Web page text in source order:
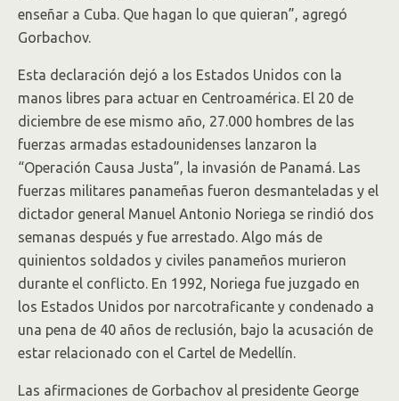
enseñar a Cuba. Que hagan lo que quieran”, agregó
Gorbachov.
Esta declaración dejó a los Estados Unidos con la
manos libres para actuar en Centroamérica. El 20 de
diciembre de ese mismo año, 27.000 hombres de las
fuerzas armadas estadounidenses lanzaron la
“Operación Causa Justa”, la invasión de Panamá. Las
fuerzas militares panameñas fueron desmanteladas y el
dictador general Manuel Antonio Noriega se rindió dos
semanas después y fue arrestado. Algo más de
quinientos soldados y civiles panameños murieron
durante el conflicto. En 1992, Noriega fue juzgado en
los Estados Unidos por narcotraficante y condenado a
una pena de 40 años de reclusión, bajo la acusación de
estar relacionado con el Cartel de Medellín.
Las afirmaciones de Gorbachov al presidente George